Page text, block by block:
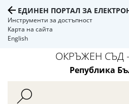
ЕДИНЕН ПОРТАЛ ЗА
Инструменти за достъпност
Карта на сайта
English
ОКРЪЖЕН СЪД
Република